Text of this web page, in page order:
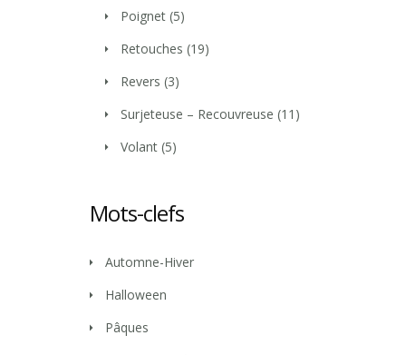
Poignet (5)
Retouches (19)
Revers (3)
Surjeteuse – Recouvreuse (11)
Volant (5)
Mots-clefs
Automne-Hiver
Halloween
Pâques